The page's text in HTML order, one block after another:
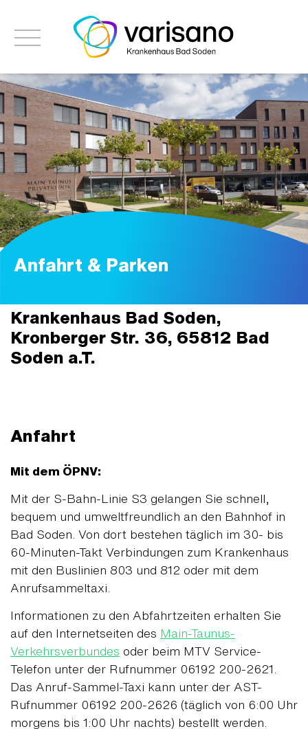
Anfahrt & Parken
Krankenhaus Bad Soden,
Kronberger Str. 36, 65812 Bad
Soden a.T.
Anfahrt
Mit dem ÖPNV:
Mit der S-Bahn-Linie S3 gelangen Sie schnell,
bequem und umweltfreundlich an den Bahnhof in
Bad Soden. Von dort bestehen täglich im 30- bis
60-Minuten-Takt Verbindungen zum Krankenhaus
mit den Buslinien 803 und 812 oder mit dem
Anrufsammeltaxi.
Informationen zu den Abfahrtzeiten erhalten Sie
auf den Internetseiten des Main-Taunus-
Verkehrsverbundes oder beim MTV Service-
Telefon unter der Rufnummer 06192 200-2621.
Das Anruf-Sammel-Taxi kann unter der AST-
Rufnummer 06192 200-2626 (täglich von 6:00 Uhr
morgens bis 1:00 Uhr nachts) bestellt werden.